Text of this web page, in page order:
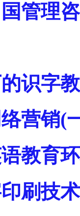
管理
识字
营销(
教育
刷技